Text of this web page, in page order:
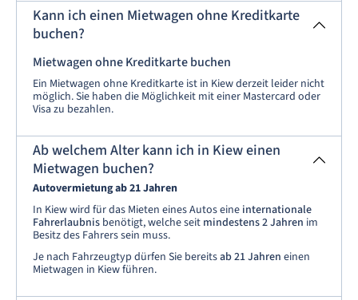
Kann ich einen Mietwagen ohne Kreditkarte
buchen?
Mietwagen ohne Kreditkarte buchen
Ein Mietwagen ohne Kreditkarte ist in Kiew derzeit leider nicht
möglich. Sie haben die Möglichkeit mit einer Mastercard oder
Visa zu bezahlen.
Ab welchem Alter kann ich in Kiew einen
Mietwagen buchen?
Autovermietung ab 21 Jahren
In Kiew wird für das Mieten eines Autos eine internationale
Fahrerlaubnis benötigt, welche seit mindestens 2 Jahren im
Besitz des Fahrers sein muss.
Je nach Fahrzeugtyp dürfen Sie bereitsab 21 Jahren einen
Mietwagen in Kiew führen.